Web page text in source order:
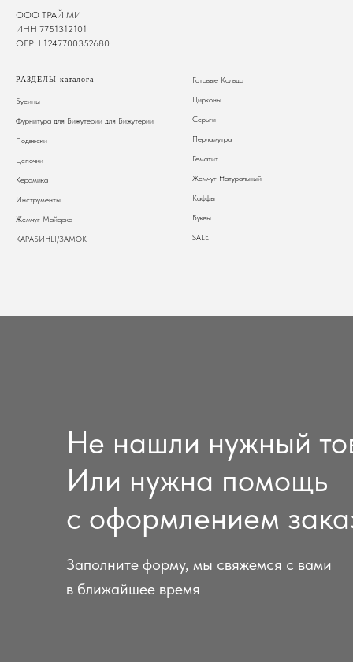
ООО ТРАЙ МИ
ИНН 7751312101
ОГРН 1247700352680
РАЗДЕЛЫ каталога
Бусины
Фурнитура для Бижутерии для Бижутерии
Подвески
Цепочки
Керамика
Инструменты
Жемчуг Майорка
КАРАБИНЫ/ЗАМОК
Готовые Кольца
Цирконы
Серьги
Перламутра
Гематит
Жемчуг Натуральный
Каффы
Буквы
SALE
Не нашли нужный
Или нужна помощь
с оформлением
Заполните форму, мы свяжемся с вами
в ближайшее время